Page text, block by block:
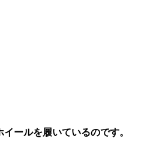
ールを履いているのです。